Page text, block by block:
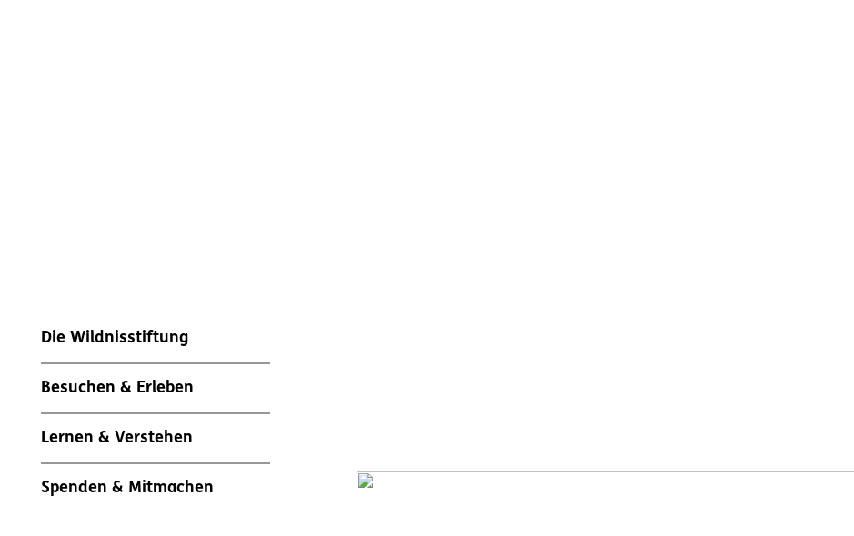
Die Wildnisstiftung
Besuchen & Erleben
Lernen & Verstehen
Spenden & Mitmachen